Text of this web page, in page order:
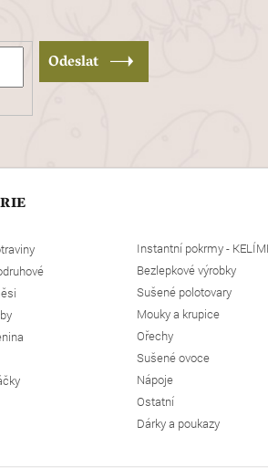
Odeslat
Instantní pokrmy -
Bezlepkové výrobky
Sušené polotovary
Mouky a krupice
Ořechy
Sušené ovoce
Nápoje
Ostatní
Dárky a poukazy